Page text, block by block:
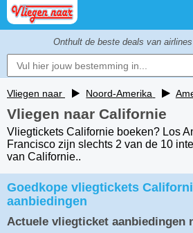
Onthult de beste deals van
Vliegen naar Noord-Amerika
Vliegen naar Californie
Vliegtickets Californie boeken? Los
Francisco zijn slechts 2 van de 10
van Californie..
Goedkope vliegtickets
aanbiedingen
Actuele vliegticket aanbiedingen
De
als 1e
als er een